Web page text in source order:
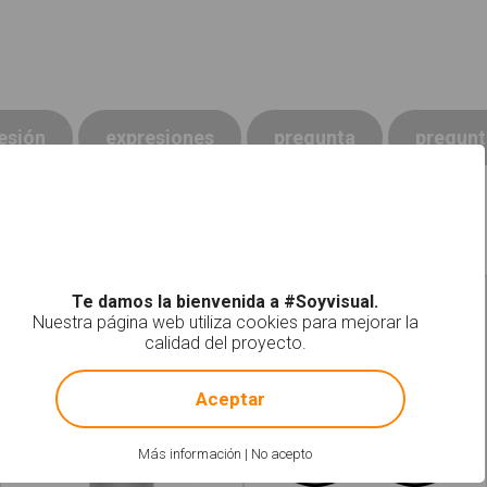
expresiones pregunta
acerca de "Emociones"
Leer más
Tener éxito Mi turno
Te damos la bienvenida a #Soyvisual.
Nuestra página web utiliza cookies para mejorar la
calidad del proyecto.
Más información | No acepto
! Not valid!
Aceptar